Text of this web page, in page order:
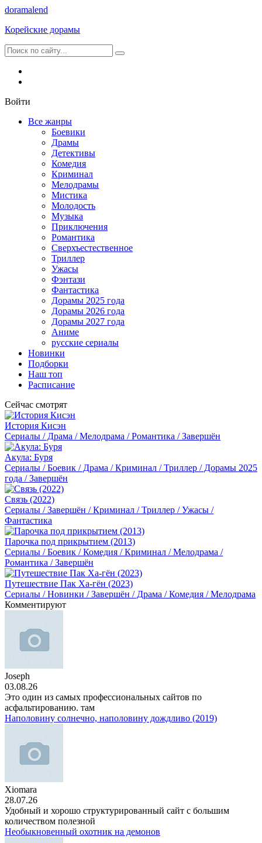
doramalend
Корейские дорамы
Войти
Все жанры
Боевики
Драмы
Детективы
Комедия
Криминал
Мелодрамы
Мистика
Молодость
Музыка
Приключения
Романтика
Сверхъестественное
Триллер
Ужасы
Фэнтази
Фантастика
Дорамы 2025 года
Дорамы 2026 года
Дорамы 2027 года
Аниме
русские сериалы
Новинки
Подборки
Наш топ
Расписание
Сейчас смотрят
История Кисэн
Сериалы / Драма / Мелодрама / Романтика / Завершён
Акула: Буря
Сериалы / Боевик / Драма / Криминал / Триллер / Дорамы 2025
года / Завершён
Связь (2022)
Сериалы / Завершён / Криминал / Триллер / Ужасы /
Фантастика
Парочка под прикрытием (2013)
Сериалы / Боевик / Комедия / Криминал / Мелодрама /
Романтика / Завершён
Путешествие Пак Ха-гён (2023)
Сериалы / Новинки / Завершён / Драма / Комедия / Мелодрама
Комментируют
Joseph
03.08.26
Это один из самых профессиональных сайтов по
асфальтированию. там
Наполовину солнечно, наполовину дождливо (2019)
Xiomara
28.07.26
Удобный и хорошо структурированный сайт с большим
количеством полезной
Необыкновенный охотник на демонов